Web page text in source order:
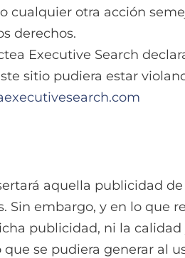
cualquier otra acción
derechos.
Executive Search
sitio pudiera estar
aquella publicidad
Sin embargo, y en lo que
publicidad, ni la
se pudiera generar al